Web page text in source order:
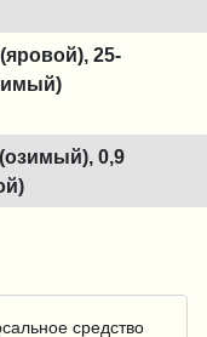
25-
0,9
средство